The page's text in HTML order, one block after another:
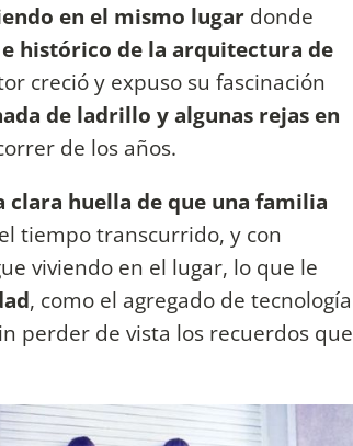
en el mismo lugar donde
histórico de la arquitectura de
creció y expuso su fascinación
de ladrillo y algunas rejas en
de los años.
clara huella de que una familia
tiempo transcurrido, y con
viviendo en el lugar, lo que le
, como el agregado de tecnología
perder de vista los recuerdos que